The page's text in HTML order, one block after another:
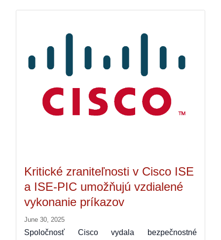
Kritické zraniteľnosti v Cisco ISE
a ISE-PIC umožňujú vzdialené
vykonanie príkazov
June 30, 2025
Spoločnosť Cisco vydala bezpečnostné